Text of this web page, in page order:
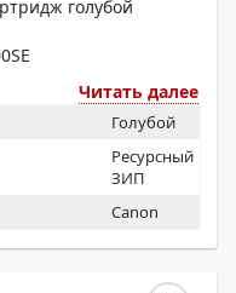
голубой
Читать далее
Голубой
Ресурсный
ЗИП
Canon